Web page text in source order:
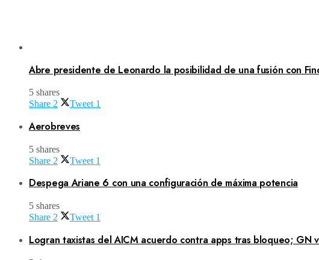
Abre presidente de Leonardo la posibilidad de una fusión con
5 shares
Share 2 Tweet 1
Aerobreves
5 shares
Share 2 Tweet 1
Despega Ariane 6 con una configuración de máxima potencia
5 shares
Share 2 Tweet 1
Logran taxistas del AICM acuerdo contra apps tras bloqueo; GN